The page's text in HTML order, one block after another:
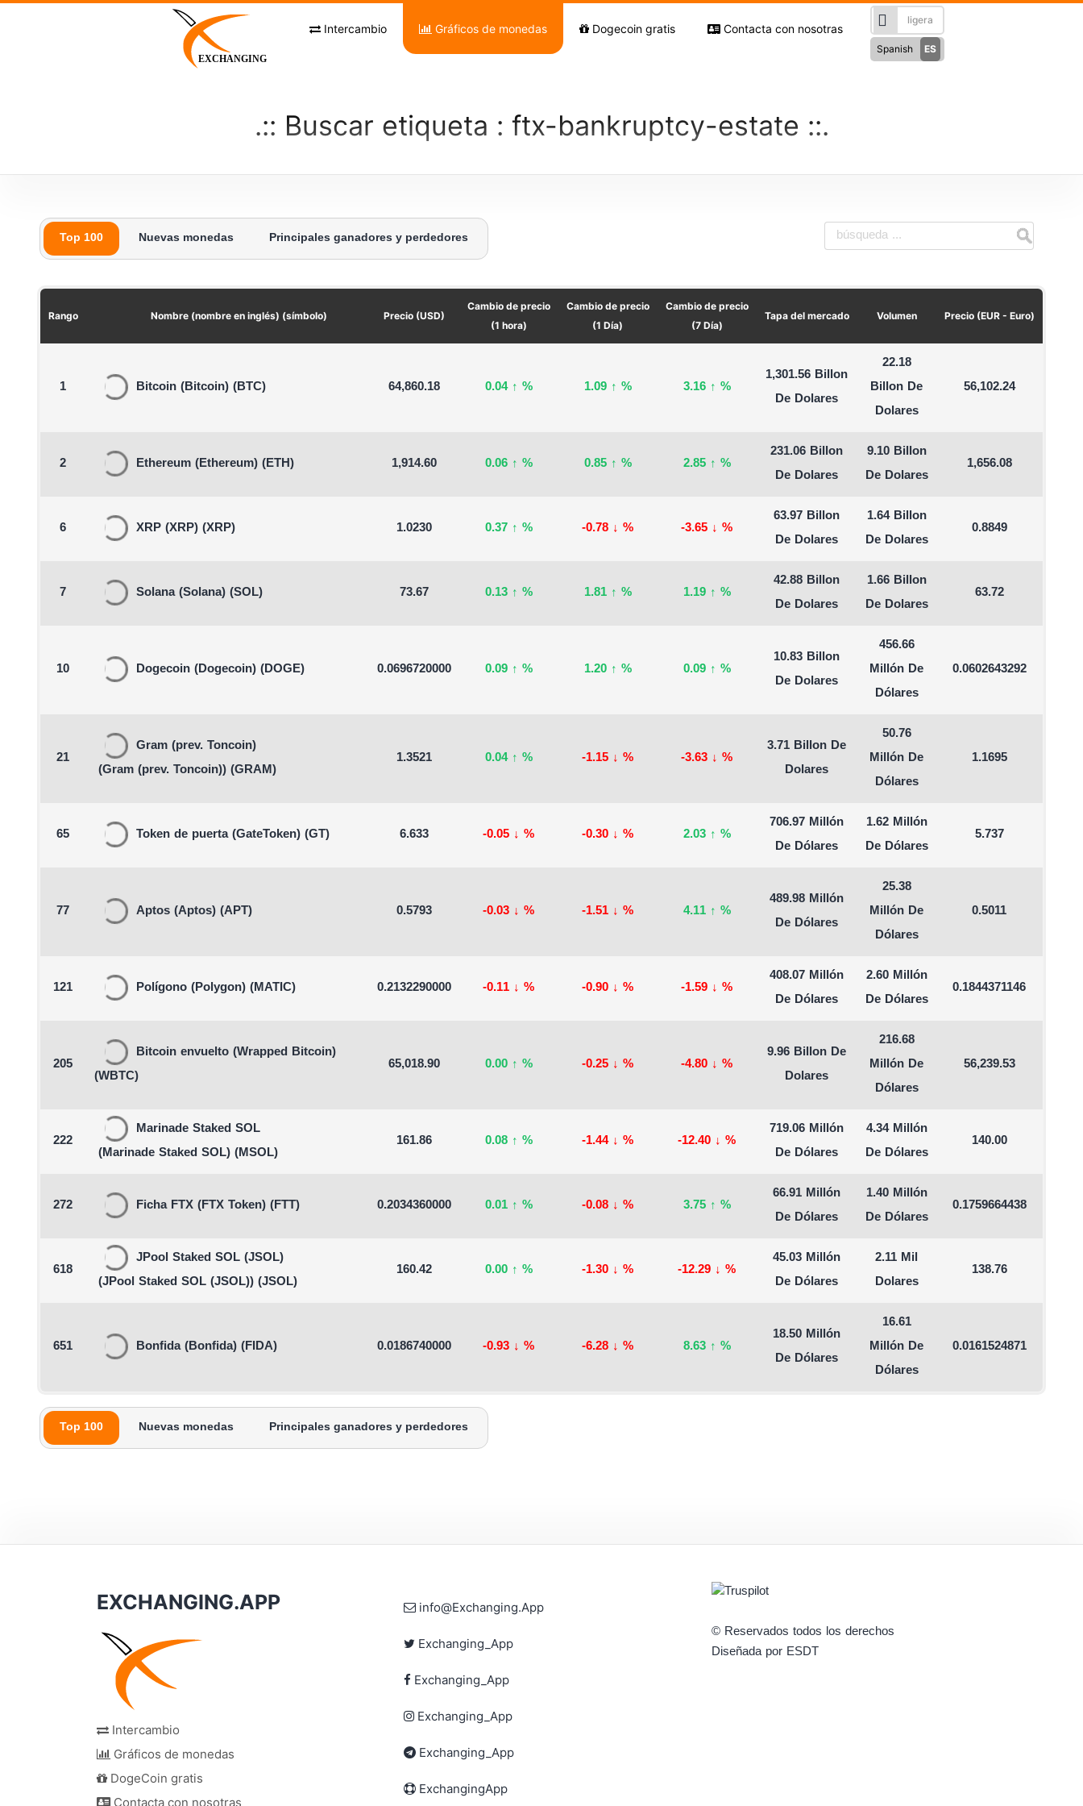
ES
Spanish
DE
German
FA فارسی
AR العربی
Contacta con nosotras
Dogecoin gratis
Gráficos de monedas
Intercambio
EXCHANGING
Buscar etiqueta : ftx-bankruptcy-estate
Top 100 Nuevas monedas Principales ganadores y perdedores
Rango Nombre (nombre en inglés) (símbolo) Precio (USD)
Cambio de precio
(1 hora)
Cambio de precio
(1 Día)
Cambio de precio
(7 Día)
Tapa del mercado Volumen Precio (EUR - Euro)
1 Bitcoin (Bitcoin) (BTC) 64,860.18 0.04 ↑ % 1.09 ↑ % 3.16 ↑ %
1,301.56 Billon
De Dolares
22.18
Billon De
Dolares
56,102.24
2 Ethereum (Ethereum) (ETH) 1,914.60 0.06 ↑ % 0.85 ↑ % 2.85 ↑ %
231.06 Billon
De Dolares
9.10 Billon
De Dolares
1,656.08
6 XRP (XRP) (XRP) 1.0230 0.37 ↑ % -0.78 ↓ % -3.65 ↓ %
63.97 Billon
De Dolares
1.64 Billon
De Dolares
0.8849
7 Solana (Solana) (SOL) 73.67 0.13 ↑ % 1.81 ↑ % 1.19 ↑ %
42.88 Billon
De Dolares
1.66 Billon
De Dolares
63.72
10 Dogecoin (Dogecoin) (DOGE) 0.0696720000 0.09 ↑ % 1.20 ↑ % 0.09 ↑ %
10.83 Billon
De Dolares
456.66
Millón De
Dólares
0.0602643292
21
Gram (prev. Toncoin)
(Gram (prev. Toncoin)) (GRAM)
1.3521 0.04 ↑ % -1.15 ↓ % -3.63 ↓ %
3.71 Billon De
Dolares
50.76
Millón De
Dólares
1.1695
65 Token de puerta (GateToken) (GT) 6.633 -0.05 ↓ % -0.30 ↓ % 2.03 ↑ %
706.97 Millón
De Dólares
1.62 Millón
De Dólares
5.737
77 Aptos (Aptos) (APT) 0.5793 -0.03 ↓ % -1.51 ↓ % 4.11 ↑ %
489.98 Millón
De Dólares
25.38
Millón De
Dólares
0.5011
121 Polígono (Polygon) (MATIC) 0.2132290000 -0.11 ↓ % -0.90 ↓ % -1.59 ↓ %
408.07 Millón
De Dólares
2.60 Millón
De Dólares
0.1844371146
205
Bitcoin envuelto (Wrapped Bitcoin)
(WBTC)
65,018.90 0.00 ↑ % -0.25 ↓ % -4.80 ↓ %
9.96 Billon De
Dolares
216.68
Millón De
Dólares
56,239.53
222
Marinade Staked SOL
(Marinade Staked SOL) (MSOL)
161.86 0.08 ↑ % -1.44 ↓ % -12.40 ↓ %
719.06 Millón
De Dólares
4.34 Millón
De Dólares
140.00
272 Ficha FTX (FTX Token) (FTT) 0.2034360000 0.01 ↑ % -0.08 ↓ % 3.75 ↑ %
66.91 Millón
De Dólares
1.40 Millón
De Dólares
0.1759664438
618
JPool Staked SOL (JSOL)
(JPool Staked SOL (JSOL)) (JSOL)
160.42 0.00 ↑ % -1.30 ↓ % -12.29 ↓ %
45.03 Millón
De Dólares
2.11 Mil
Dolares
138.76
651 Bonfida (Bonfida) (FIDA) 0.0186740000 -0.93 ↓ % -6.28 ↓ % 8.63 ↑ %
18.50 Millón
De Dólares
16.61
Millón De
Dólares
0.0161524871
Top 100 Nuevas monedas Principales ganadores y perdedores
EXCHANGING.APP
Intercambio
Gráficos de monedas
DogeCoin gratis
Contacta con nosotras
info@Exchanging.App
Exchanging_App
Exchanging_App
Exchanging_App
Exchanging_App
ExchangingApp
© Reservados todos los derechos
Diseñada por ESDT